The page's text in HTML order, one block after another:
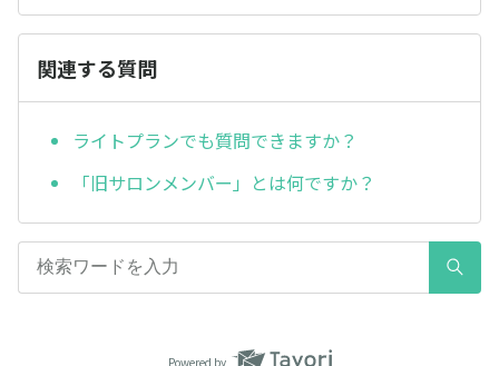
関連する質問
ライトプランでも質問できますか？
「旧サロンメンバー」とは何ですか？
Powered by